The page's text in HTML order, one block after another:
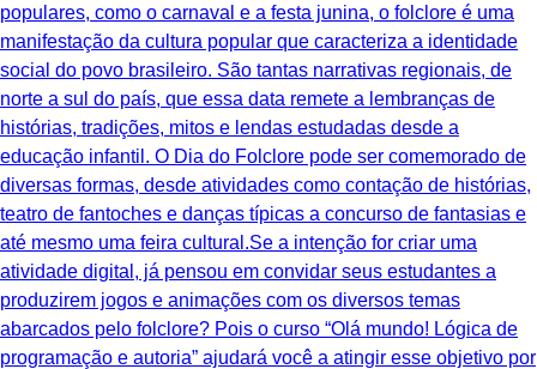
populares, como o carnaval e a festa junina, o folclore é uma
manifestação da cultura popular que caracteriza a identidade
social do povo brasileiro. São tantas narrativas regionais, de
norte a sul do país, que essa data remete a lembranças de
histórias, tradições, mitos e lendas estudadas desde a
educação infantil. O Dia do Folclore pode ser comemorado de
diversas formas, desde atividades como contação de histórias,
teatro de fantoches e danças típicas a concurso de fantasias e
até mesmo uma feira cultural.Se a intenção for criar uma
atividade digital, já pensou em convidar seus estudantes a
produzirem jogos e animações com os diversos temas
abarcados pelo folclore? Pois o curso “Olá mundo! Lógica de
programação e autoria” ajudará você a atingir esse objetivo por